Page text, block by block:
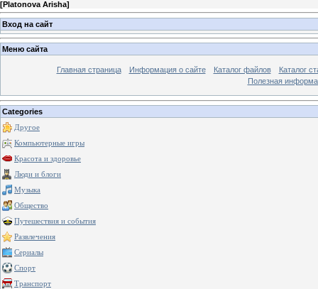
[Platonova Arisha]
Вход на сайт
Меню сайта
Главная страница Информация о сайте Каталог файлов
Каталог
Полезная
Categories
Другое
Компьютерные игры
Красота и здоровье
Люди и блоги
Музыка
Общество
Путешествия и события
Развлечения
Сериалы
Спорт
Транспорт